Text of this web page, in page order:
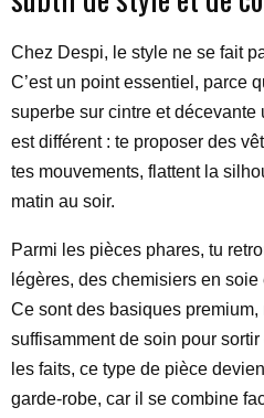
Chez Despi, le style ne se fait
C’est un point essentiel, parce
superbe sur cintre et décevante
est différent : te proposer des
tes mouvements, flattent la
matin au soir.
Parmi les pièces phares, tu
légères, des chemisiers en
Ce sont des basiques
suffisamment de soin pour
les faits, ce type de pièce
garde-robe, car il se combine